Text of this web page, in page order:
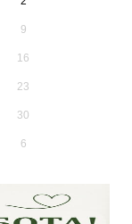
9
16
23
30
6